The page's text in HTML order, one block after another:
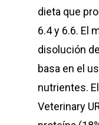
dieta que
6.4 y 6.6. El
disolución
basa en el
nutrientes.
Veterinary